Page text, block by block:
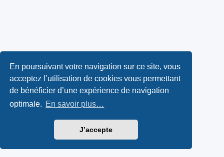
En poursuivant votre navigation sur ce site, vous
acceptez l’utilisation de cookies vous permettant
de bénéficier d’une expérience de navigation
optimale. En savoir plus…
J’accepte